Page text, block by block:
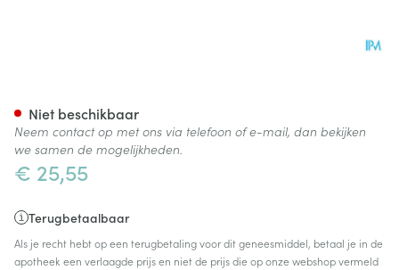
€ 25,55
Terugbetaalbaar
Als je recht hebt op een terugbetaling voor dit geneesmiddel, betaal je in de
apotheek een verlaagde prijs en niet de prijs die op onze webshop vermeld
Niet beschikbaar
Neem contact op met ons via telefoon of e-mail, dan bekijken
we samen de mogelijkheden.